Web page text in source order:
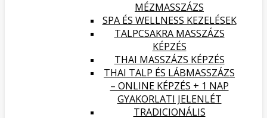
MÉZMASSZÁZS
SPA ÉS WELLNESS KEZELÉSEK
TALPCSAKRA MASSZÁZS
KÉPZÉS
THAI MASSZÁZS KÉPZÉS
THAI TALP ÉS LÁBMASSZÁZS
– ONLINE KÉPZÉS + 1 NAP
GYAKORLATI JELENLÉT
TRADICIONÁLIS